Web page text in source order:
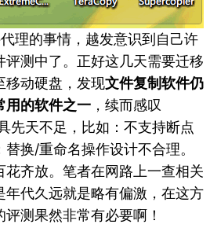
理的事情，越发意识到自己许
评测中了。正好这几天需要迁移
移动硬盘，发现文件复制软件仍
用的软件之一 ，续而感叹
先天不足，比如：不支持断点
换/重命名操作设计不合理。
齐放。笔者在网路上一查相关
年代久远就是略有偏激，在这方
测果然非常有必要啊！